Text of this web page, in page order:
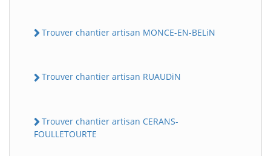
Trouver chantier artisan MONCE-EN-BELiN
Trouver chantier artisan RUAUDiN
Trouver chantier artisan CERANS-
FOULLETOURTE